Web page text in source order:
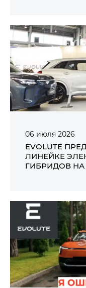
06 июля 2026
EVOLUTE
ЛИНЕЙКЕ
ГИБРИДОВ НА